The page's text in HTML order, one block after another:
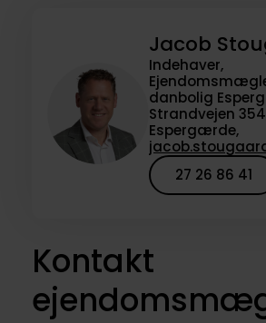
Jacob
Indehaver,
danbolig
Strandvejen
Espergærde,
27 26 86 41
Kontakt